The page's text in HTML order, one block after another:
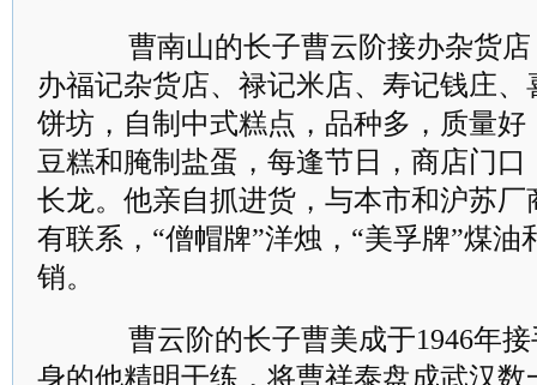
曹南山的长子曹云阶接办杂货店
办福记杂货店、禄记米店、寿记钱庄
饼坊，自制中式糕点，品种多，质量
豆糕和腌制盐蛋，每逢节日，商店门
长龙。他亲自抓进货，与本市和沪苏
有联系，“僧帽牌”洋烛，“美孚牌”煤油
销。
曹云阶的长子曹美成于1946年接
身的他精明干练，将曹祥泰盘成武汉